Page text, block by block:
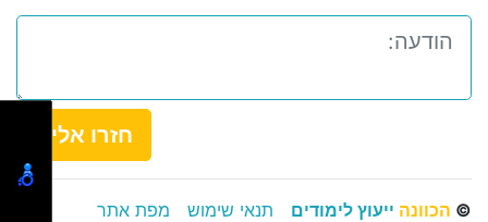
חזרו אלי
© הכוונה ייעוץ לימודים תנאי שימוש מפת אתר